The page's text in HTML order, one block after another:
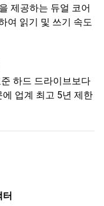
제공하는 듀얼 코어
여 읽기 및 쓰기 속도
하드 드라이브보다
업계 최고 5년 제한
터